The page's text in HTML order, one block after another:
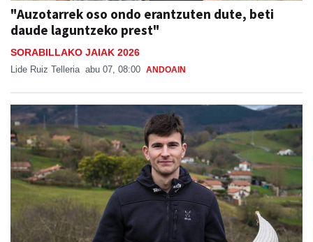
"Auzotarrek oso ondo erantzuten dute, beti
daude laguntzeko prest"
SORABILLAKO JAIAK 2026
Lide Ruiz Telleria abu 07, 08:00 ANDOAIN